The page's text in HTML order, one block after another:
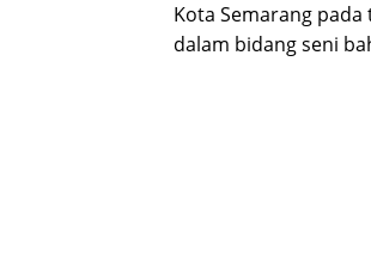
Kota Semarang
dalam bidang seni